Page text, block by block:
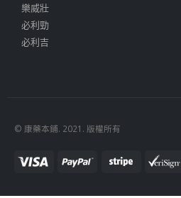
樂威壯
必利勁
必利吉
© 康藥本鋪. 2021. 版權所有